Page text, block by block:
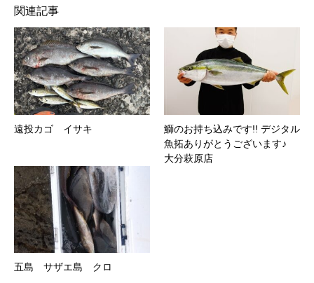
関連記事
遠投カゴ イサキ
鰤のお持ち込みです!! デジタル
魚拓ありがとうございます♪
大分萩原店
五島 サザエ島 クロ